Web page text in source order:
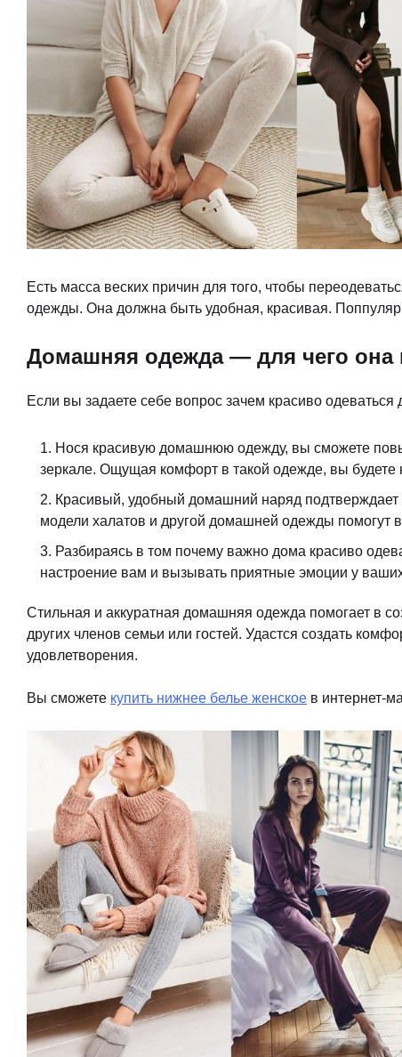
Есть масса веских причин для того, чтобы
одежды. Она должна быть удобная, красивая.
Домашняя одежда — для чего она
Если вы задаете себе вопрос зачем красиво
Нося красивую домашнюю одежду, вы сможете
зеркале. Ощущая комфорт в такой одежде, вы будете
Красивый, удобный домашний наряд
модели халатов и другой домашней одежды помогут
Разбираясь в том почему важно дома красиво
настроение вам и вызывать приятные эмоции у
Стильная и аккуратная домашняя одежда помогает в
других членов семьи или гостей. Удастся создать
удовлетворения.
Вы сможете купить нижнее белье женское в интернет-